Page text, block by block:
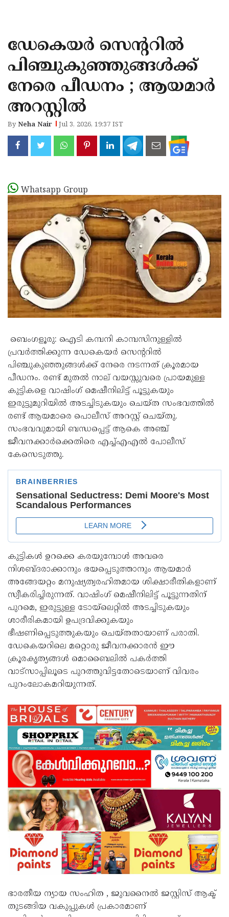
KANNUR
KASARAGOD
ഡേകെയർ സെന്ററിൽ
പിഞ്ചുകുഞ്ഞുങ്ങൾക്ക്
നേരെ പീഡനം ; ആയമാർ
അറസ്റ്റിൽ
ByNeha Nair Jul 3, 2026, 19:37 IST
Whatsapp Group
ബെംഗളൂരു: ഐടി കമ്പനി കാമ്പസിനുള്ളിൽ
പ്രവർത്തിക്കുന്ന ഡേകെയർ സെന്ററിൽ
പിഞ്ചുകുഞ്ഞുങ്ങൾക്ക് നേരെ നടന്നത് ക്രൂരമായ
പീഡനം. രണ്ട് മുതൽ നാല് വയസ്സുവരെ പ്രായമുള്ള
കുട്ടികളെ വാഷിംഗ് മെഷീനിലിട്ട് പൂട്ടുകയും
ഇരുട്ടുമുറിയിൽ അടച്ചിടുകയും ചെയ്ത സംഭവത്തിൽ
രണ്ട് ആയമാരെ പൊലീസ് അറസ്റ്റ് ചെയ്തു.
സംഭവവുമായി ബന്ധപ്പെട്ട് ആകെ അഞ്ച്
ജീവനക്കാർക്കെതിരെ എച്ച്എഎൽ പോലീസ്
കേസെടുത്തു.
കുട്ടികൾ ഉറക്കെ കരയുമ്പോൾ അവരെ
നിശബ്ദരാക്കാനും ഭയപ്പെടുത്താനും ആയമാർ
അങ്ങേയറ്റം മനുഷ്യത്വരഹിതമായ ശിക്ഷാരീതികളാണ്
സ്വീകരിച്ചിരുന്നത്. വാഷിംഗ് മെഷീനിലിട്ട് പൂട്ടുന്നതിന്
പുറമെ, ഇരുട്ടുള്ള ടോയ്‌ലെറ്റിൽ അടച്ചിടുകയും
ശാരീരികമായി ഉപദ്രവിക്കുകയും
ഭീഷണിപ്പെടുത്തുകയും ചെയ്തതായാണ് പരാതി.
ഡേകെയറിലെ മറ്റൊരു ജീവനക്കാരൻ ഈ
ക്രൂരകൃത്യങ്ങൾ മൊബൈലിൽ പകർത്തി
വാട്‌സാപ്പിലൂടെ പുറത്തുവിട്ടതോടെയാണ് വിവരം
പുറംലോകമറിയുന്നത്.
ഭാരതീയ ന്യായ സംഹിത , ജുവനൈൽ ജസ്റ്റിസ് ആക്ട്
തുടങ്ങിയ വകുപ്പുകൾ പ്രകാരമാണ്